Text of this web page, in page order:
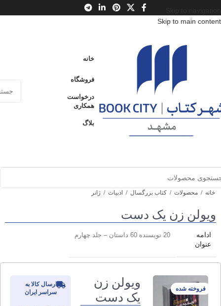
Skip to main content
خانه
فروشگاه
درخواست
همکاری
بلاگ
خانه / محصولات / کتاب بزرگسال / ادبیات / ژانر
ویولن زن یک دست
ادامه
عنوان
20 نویسنده 60 داستان – جلد چهارم
فروخته شده
ویولن زن
یک دست
ارسال کالا به
سراسر ایران